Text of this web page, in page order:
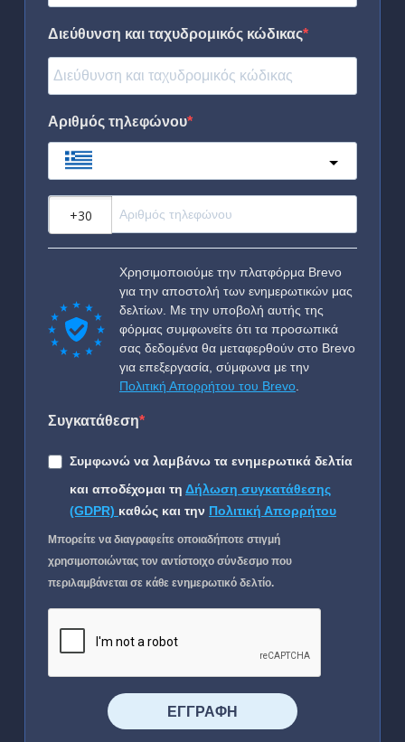
Διεύθυνση και ταχυδρομικός κώδικας
Αριθμός τηλεφώνου
Χρησιμοποιούμε την πλατφόρμα Brevo
για την αποστολή των ενημερωτικών μας
δελτίων. Με την υποβολή αυτής της
φόρμας συμφωνείτε ότι τα προσωπικά
σας δεδομένα θα μεταφερθούν στο Brevo
για επεξεργασία, σύμφωνα με την
Πολιτική Απορρήτου του Brevo
Συγκατάθεση
Συμφωνώ να λαμβάνω τα ενημερωτικά δελτία
και αποδέχομαι τη Δήλωση συγκατάθεσης
(GDPR) καθώς και την Πολιτική Απορρήτου
Μπορείτε να διαγραφείτε οποιαδήποτε στιγμή
χρησιμοποιώντας τον αντίστοιχο σύνδεσμο που
περιλαμβάνεται σε κάθε ενημερωτικό δελτίο.
⠀⠀⠀⠀ΕΓΓΡΑΦΗ⠀⠀⠀⠀